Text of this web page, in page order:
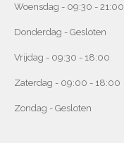
Woensdag - 09:30 - 21:00
Donderdag - Gesloten
Vrijdag - 09:30 - 18:00
Zaterdag - 09:00 - 18:00
Zondag - Gesloten